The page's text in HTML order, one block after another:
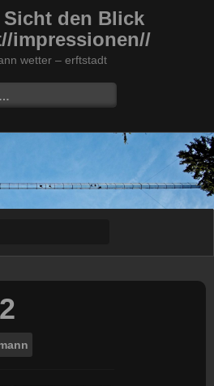
den Blick
impressionen//
wetter – erftstadt